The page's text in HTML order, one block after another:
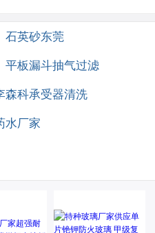
石英砂东莞
平板漏斗抽气过滤
森科承受器清洗
水厂家